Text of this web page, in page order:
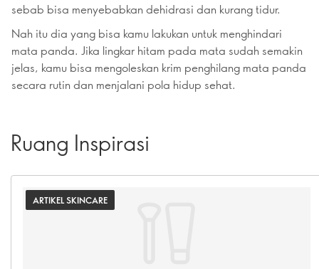
sebab bisa menyebabkan dehidrasi dan kurang tidur.
Nah itu dia yang bisa kamu lakukan untuk menghindari
mata panda. Jika lingkar hitam pada mata sudah semakin
jelas, kamu bisa mengoleskan krim penghilang mata panda
secara rutin dan menjalani pola hidup sehat.
Ruang Inspirasi
ARTIKEL SKINCARE